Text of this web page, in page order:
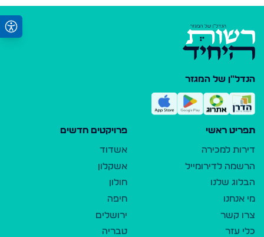
הנדל"ן של המגזר
תפריט ראשי
דירות למכירה
הרשמה לדירומייל
הבלוג שלנו
מי אנחנו
צרו קשר
כלי עזר
פרויקטים חדשים
אשדוד
אשקלון
חולון
חיפה
ירושלים
טבריה